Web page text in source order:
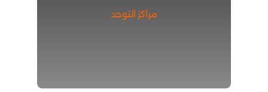
مراكز التوحد